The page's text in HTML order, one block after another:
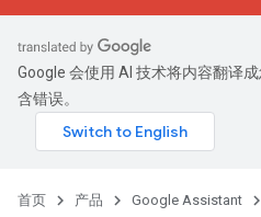
Google 会使用 AI 技术将内容翻译
含错误。
首页 产品 Google Assistant